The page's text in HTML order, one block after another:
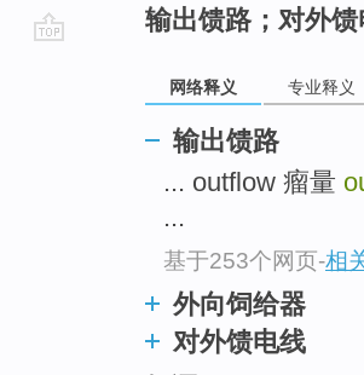
输出馈路；对外
网络释义 专业释义
输出馈路
... outflow 瘤量
...
基于253个网页-相
外向饲给器
对外馈电线